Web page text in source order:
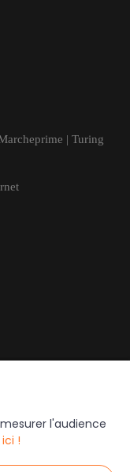
| Turing
Turing Web
l'audience
!